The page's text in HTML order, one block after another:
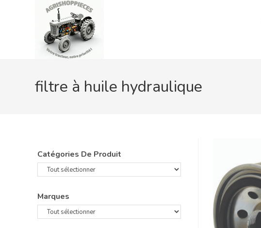
filtre à huile hydraulique
Catégories De Produit
Marques